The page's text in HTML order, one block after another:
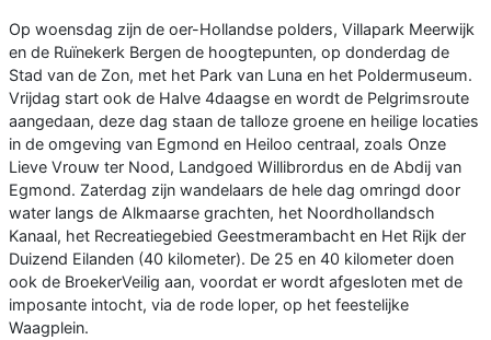
Op woensdag zijn de oer-Hollandse polders, Villapark Meerwijk
en de Ruïnekerk Bergen de hoogtepunten, op donderdag de
Stad van de Zon, met het Park van Luna en het Poldermuseum.
Vrijdag start ook de Halve 4daagse en wordt de Pelgrimsroute
aangedaan, deze dag staan de talloze groene en heilige locaties
in de omgeving van Egmond en Heiloo centraal, zoals Onze
Lieve Vrouw ter Nood, Landgoed Willibrordus en de Abdij van
Egmond. Zaterdag zijn wandelaars de hele dag omringd door
water langs de Alkmaarse grachten, het Noordhollandsch
Kanaal, het Recreatiegebied Geestmerambacht en Het Rijk der
Duizend Eilanden (40 kilometer). De 25 en 40 kilometer doen
ook de BroekerVeilig aan, voordat er wordt afgesloten met de
imposante intocht, via de rode loper, op het feestelijke
Waagplein.